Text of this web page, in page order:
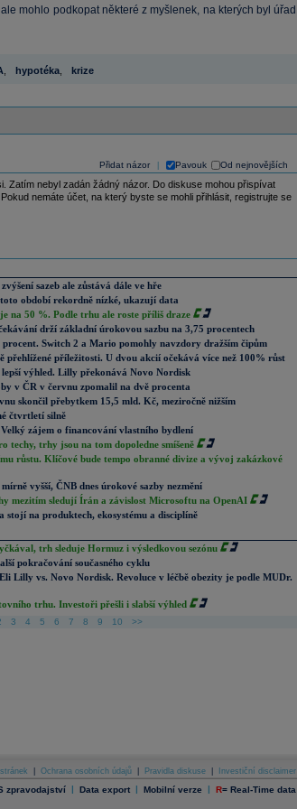
mohlo podkopat některé z myšlenek, na kterých byl úřad
hypotéka, krize
Přidat názor Pavouk Od nejnovějších
Zatím nebyl zadán žádný názor. Do diskuse mohou přispívat
nemáte účet, na který byste se mohli přihlásit, registrujte se
sazeb ale zůstává dále ve hře
období rekordně nízké, ukazují data
na 50 %. Podle trhu ale roste příliš draze
drží základní úrokovou sazbu na 3,75 procentech
Switch 2 a Mario pomohly navzdory dražším čipům
přehlížené příležitosti. U dvou akcií očekává více než 100% růst
výhled. Lilly překonává Novo Nordisk
v ČR v červnu zpomalil na dvě procenta
skončil přebytkem 15,5 mld. Kč, meziročně nižším
čtvrtletí silně
zájem o financování vlastního bydlení
techy, trhy jsou na tom dopoledne smíšeně
růstu. Klíčové bude tempo obranné divize a vývoj zakázkové
vyšší, ČNB dnes úrokové sazby nezmění
mezitím sledují Írán a závislost Microsoftu na OpenAI
stojí na produktech, ekosystému a disciplíně
trh sleduje Hormuz i výsledkovou sezónu
pokračování současného cyklu
Lilly vs. Novo Nordisk. Revoluce v léčbě obezity je podle MUDr.
trhu. Investoři přešli i slabší výhled
3 4 5 6 7 8 9 10 >>
Ochrana osobních údajů Pravidla diskuse Investiční disclaimer
zpravodajství | Data export | Mobilní verze | R= Real-Time data